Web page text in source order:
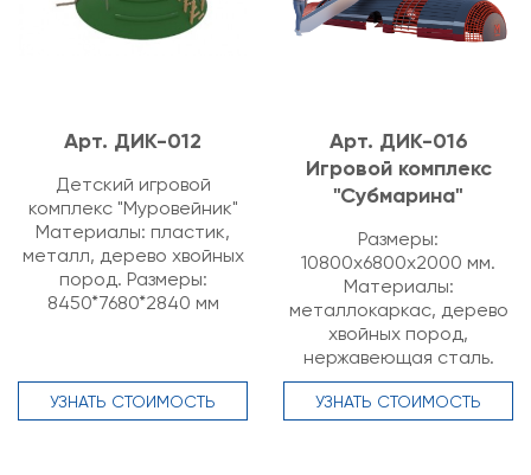
Арт. ДИК-012
Детский игровой
комплекс "Муровейник"
Материалы: пластик,
металл, дерево хвойных
пород. Размеры:
8450*7680*2840 мм
УЗНАТЬ СТОИМОСТЬ
Арт. ДИК-016
Игровой комплекс
"Субмарина"
Размеры:
10800х6800х2000 мм.
Материалы:
металлокаркас, дерево
хвойных пород,
нержавеющая сталь.
УЗНАТЬ СТОИМОСТЬ